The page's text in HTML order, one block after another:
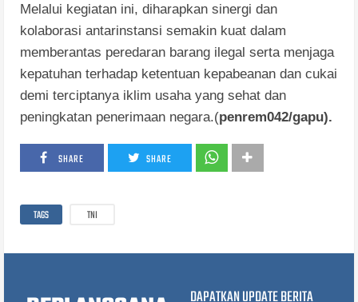
Melalui kegiatan ini, diharapkan sinergi dan
kolaborasi antarinstansi semakin kuat dalam
memberantas peredaran barang ilegal serta menjaga
kepatuhan terhadap ketentuan kepabeanan dan cukai
demi terciptanya iklim usaha yang sehat dan
peningkatan penerimaan negara.(penrem042/gapu).
SHARE SHARE
TAGS TNI